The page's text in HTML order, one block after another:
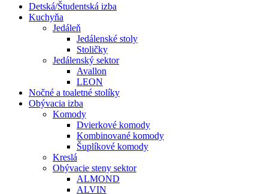
Detská/Študentská izba
Kuchyňa
Jedáleň
Jedálenské stoly
Stoličky
Jedálenský sektor
Avallon
LEON
Nočné a toaletné stolíky
Obývacia izba
Komody
Dvierkové komody
Kombinované komody
Šuplíkové komody
Kreslá
Obývacie steny sektor
ALMOND
ALVIN